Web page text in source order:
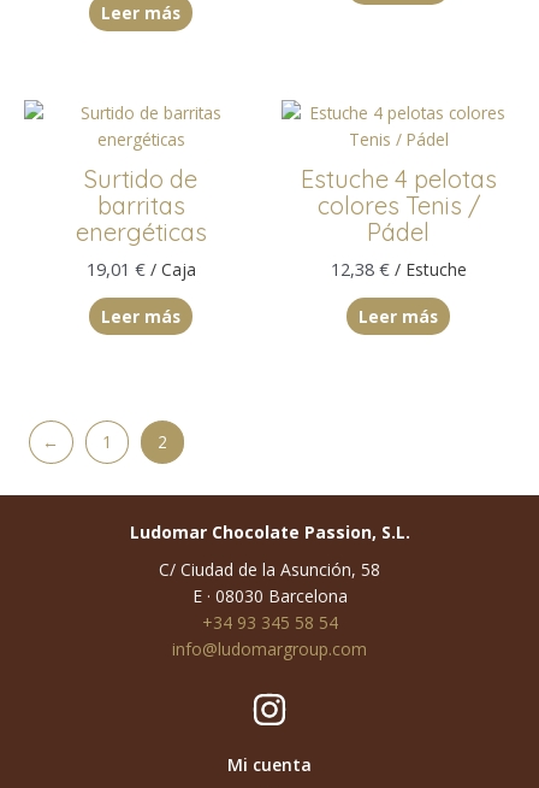
Leer más
Surtido de
barritas
energéticas
19,01 € / Caja
Leer más
Estuche 4 pelotas
colores Tenis /
Pádel
12,38 € / Estuche
Leer más
← 1 2
Ludomar Chocolate Passion, S.L.
C/ Ciudad de la Asunción, 58
E · 08030 Barcelona
+34 93 345 58 54
info@ludomargroup.com
Mi cuenta